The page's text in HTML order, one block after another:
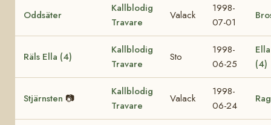
Oddsäter
Kallblodig
Travare
Valack
1998-
07-01
Räls Ella (4)
Kallblodig
Travare
Sto
1998-
06-25
(4)
Stjärnsten 📷
Kallblodig
Travare
Valack
1998-
06-24